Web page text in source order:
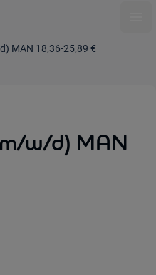
MAN 18,36-25,89 €
w/d) MAN